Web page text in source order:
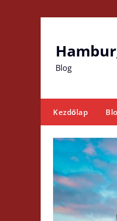
Blog
Kezdőlap